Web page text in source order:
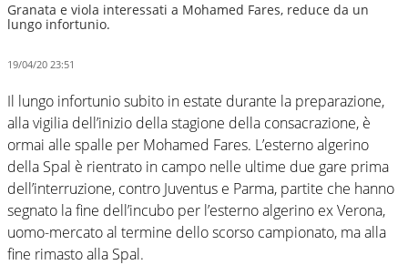
Granata e viola interessati a Mohamed Fares, reduce da un
lungo infortunio.
19/04/20 23:51
Il lungo infortunio subito in estate durante la preparazione,
alla vigilia dell’inizio della stagione della consacrazione, è
ormai alle spalle per Mohamed Fares. L’esterno algerino
della Spal è rientrato in campo nelle ultime due gare prima
dell’interruzione, contro Juventus e Parma, partite che hanno
segnato la fine dell’incubo per l’esterno algerino ex Verona,
uomo-mercato al termine dello scorso campionato, ma alla
fine rimasto alla Spal.